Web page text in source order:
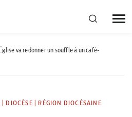
va redonner un souffle à un café-
DIOCÈSE RÉGION DIOCÉSAINE